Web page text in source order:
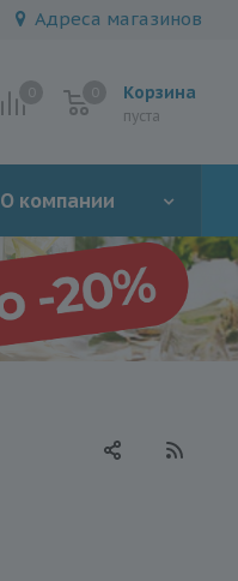
Адреса магазинов
Корзина
пуста
О компании